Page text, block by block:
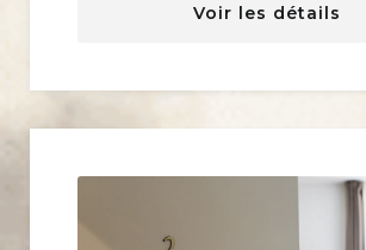
Voir les détails